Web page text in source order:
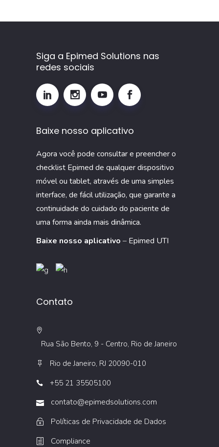
por
que
monitorar
esse
indicador
UTI
Siga a Epimed Solutions nas
redes sociais
Baixe nosso aplicativo
Agora você pode consultar e preencher o
checklist Epimed de qualquer dispositivo
móvel ou tablet, através de uma simples
interface, de fácil utilização, que garante a
continuidade do cuidado do paciente de
uma forma ainda mais dinâmica.
Baixe nosso aplicativo – Epimed UTI
Contato
Rua São Bento, 9 - Centro, Rio de Janeiro
Rio de Janeiro, RJ 20090-010
+55 21 35505100
contato@epimedsolutions.com
Políticas de Privacidade de Dados
Compliance